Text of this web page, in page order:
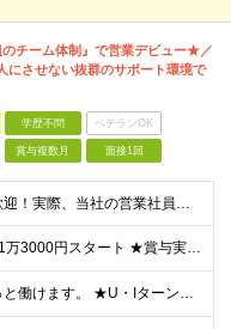
チーム体制』で営業デビュー★／
にさせない抜群のサポート環境で
学歴不問 ベテランOK
賞与複数月 面接1回
★未経験の方、大歓迎！実際、当社の営業社員の8〜9割が未経験からのスタートです。 ■学歴不問 ■32歳以下の方（若年層の長期キャリア形成のため） ■第二新卒／社会人未経験の方もOK ＼こんな方を歓迎
★未経験でも月給31万3000円スタート ★賞与実績7.78ヶ月分（昨年度） 月給31万3000円～36万5000円（一律営業手当含む）＋販売奨励金＋賞与年2回 ☆入社1～3年目では最高月収40万～
希望のエリアでずっと働けます。 ★U・Iターン大歓迎！ ★特に「岡山・広島・福岡・名古屋・横浜」は採用強化中です！ 【東北】 ■東北支店 宮城県仙台市若林区卸町2-1-19 【関東】 ■横浜営業所